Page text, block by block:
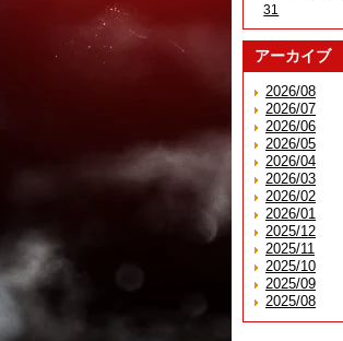
31
アーカイブ
2026/08
2026/07
2026/06
2026/05
2026/04
2026/03
2026/02
2026/01
2025/12
2025/11
2025/10
2025/09
2025/08